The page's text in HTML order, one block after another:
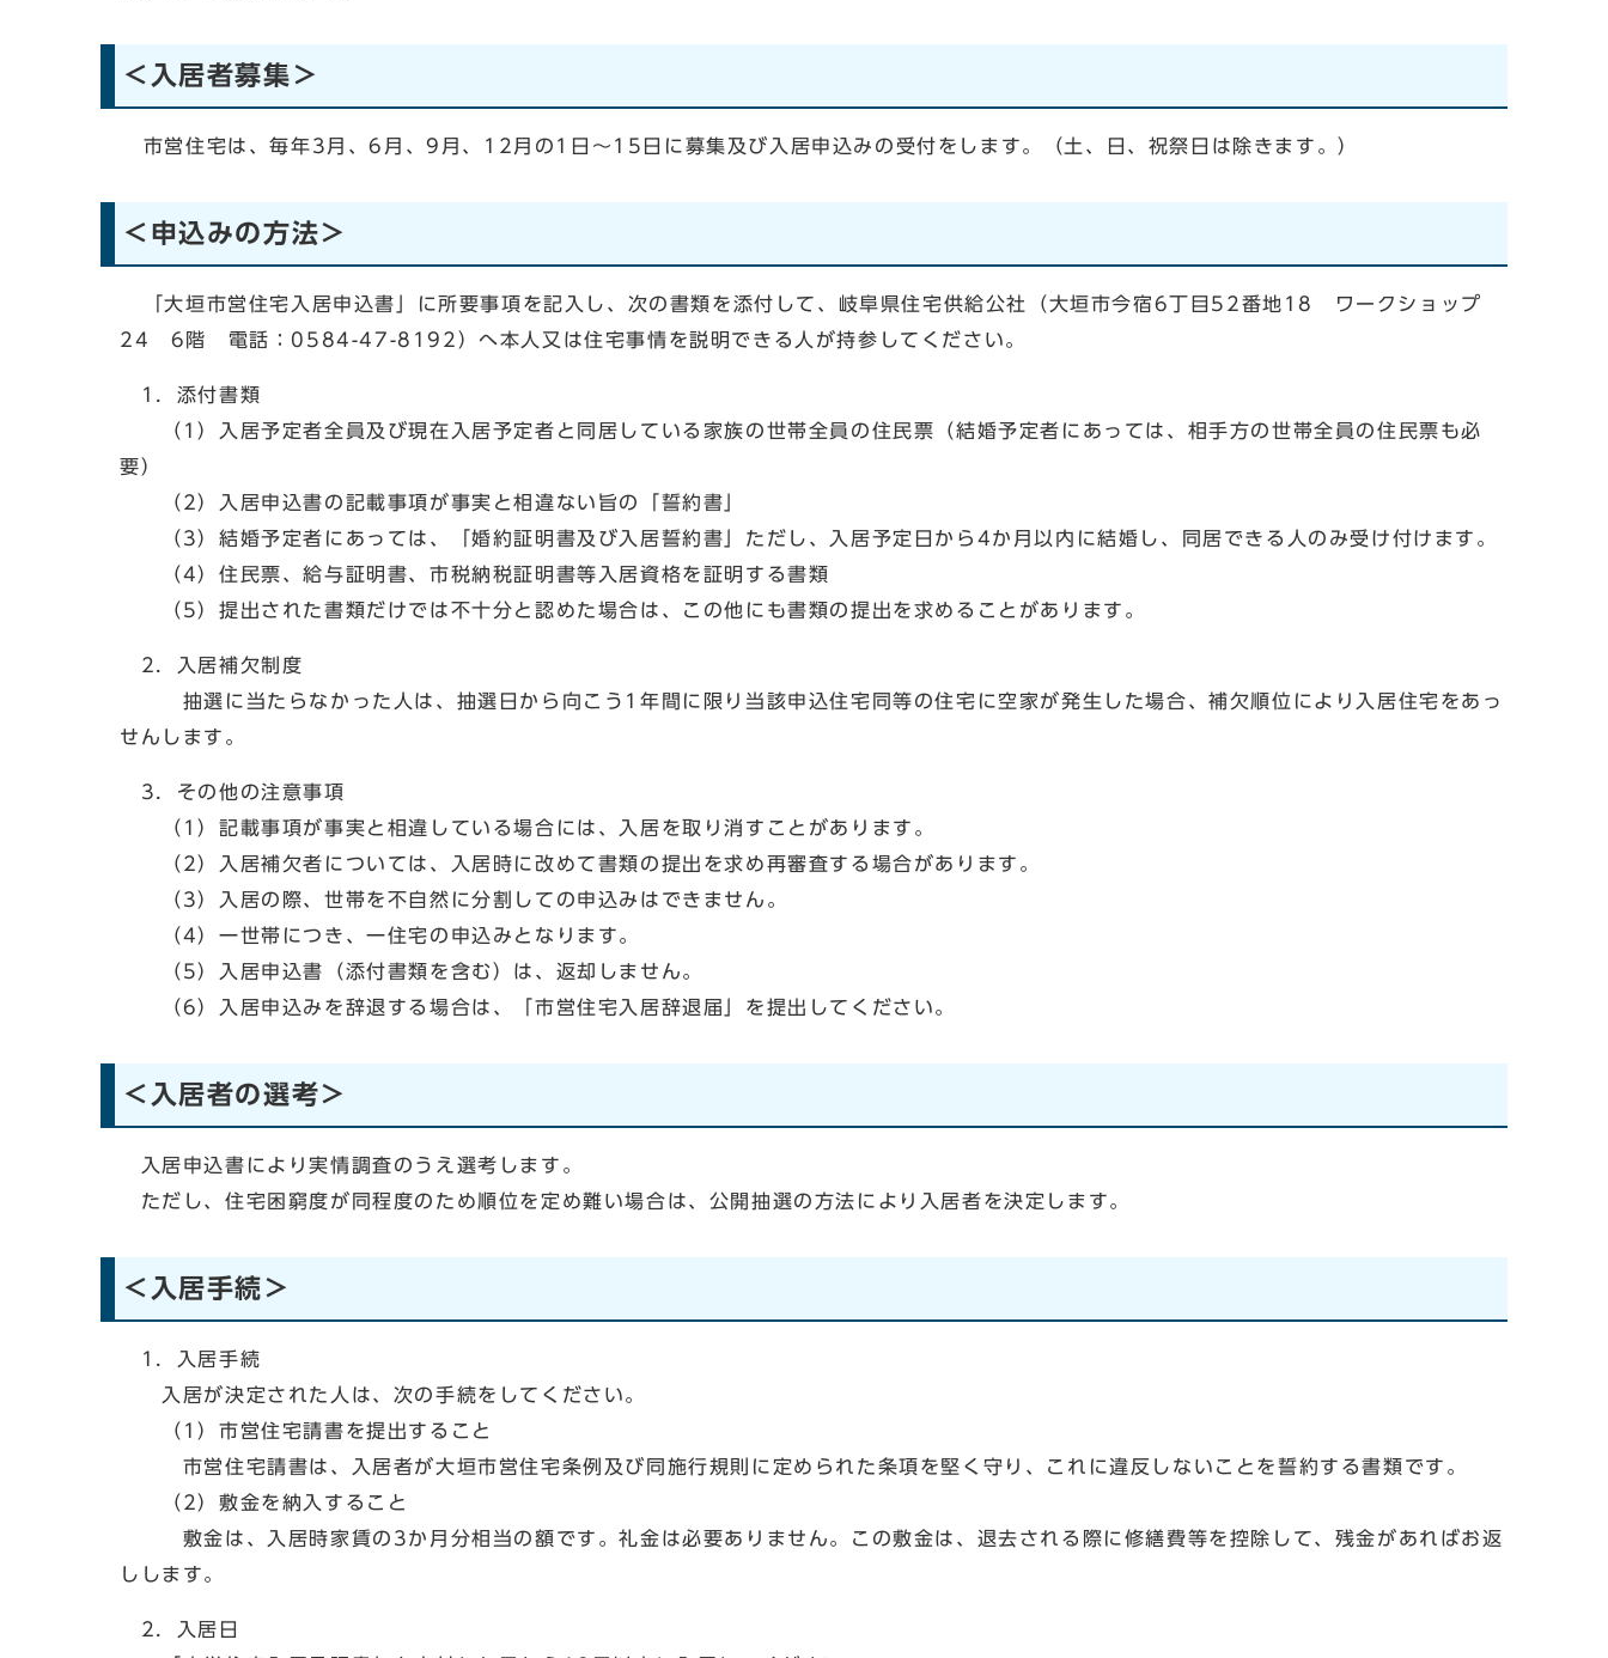
＜入居者募集＞
市営住宅は、毎年3月、6月、9月、12月の1日～15日に募集及び入居申込みの受付をします。（土、日、祝祭日は除きます。）
＜申込みの方法＞
「大垣市営住宅入居申込書」に所要事項を記入し、次の書類を添付して、岐阜県住宅供給公社（大垣市今宿6丁目52番地18 ワークショップ
24 6階 電話：0584-47-8192）へ本人又は住宅事情を説明できる人が持参してください。
1．添付書類
（1）入居予定者全員及び現在入居予定者と同居している家族の世帯全員の住民票（結婚予定者にあっては、相手方の世帯全員の住民票も必
要）
（2）入居申込書の記載事項が事実と相違ない旨の「誓約書」
（3）結婚予定者にあっては、「婚約証明書及び入居誓約書」ただし、入居予定日から4か月以内に結婚し、同居できる人のみ受け付けます。
（4）住民票、給与証明書、市税納税証明書等入居資格を証明する書類
（5）提出された書類だけでは不十分と認めた場合は、この他にも書類の提出を求めることがあります。
2．入居補欠制度
抽選に当たらなかった人は、抽選日から向こう1年間に限り当該申込住宅同等の住宅に空家が発生した場合、補欠順位により入居住宅をあっ
せんします。
3．その他の注意事項
（1）記載事項が事実と相違している場合には、入居を取り消すことがあります。
（2）入居補欠者については、入居時に改めて書類の提出を求め再審査する場合があります。
（3）入居の際、世帯を不自然に分割しての申込みはできません。
（4）一世帯につき、一住宅の申込みとなります。
（5）入居申込書（添付書類を含む）は、返却しません。
（6）入居申込みを辞退する場合は、「市営住宅入居辞退届」を提出してください。
＜入居者の選考＞
入居申込書により実情調査のうえ選考します。
ただし、住宅困窮度が同程度のため順位を定め難い場合は、公開抽選の方法により入居者を決定します。
＜入居手続＞
1．入居手続
入居が決定された人は、次の手続をしてください。
（1）市営住宅請書を提出すること
市営住宅請書は、入居者が大垣市営住宅条例及び同施行規則に定められた条項を堅く守り、これに違反しないことを誓約する書類です。
（2）敷金を納入すること
敷金は、入居時家賃の3か月分相当の額です。礼金は必要ありません。この敷金は、退去される際に修繕費等を控除して、残金があればお返
しします。
2．入居日